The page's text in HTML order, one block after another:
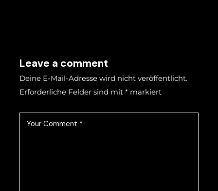
Leave a comment
Deine E-Mail-Adresse wird nicht veröffentlicht.
Erforderliche Felder sind mit* markiert